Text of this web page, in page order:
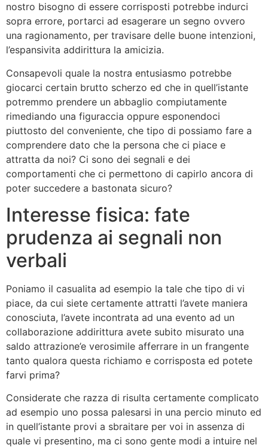
nostro bisogno di essere corrisposti potrebbe indurci
sopra errore, portarci ad esagerare un segno ovvero
una ragionamento, per travisare delle buone intenzioni,
l’espansivita addirittura la amicizia.
Consapevoli quale la nostra entusiasmo potrebbe
giocarci certain brutto scherzo ed che in quell’istante
potremmo prendere un abbaglio compiutamente
rimediando una figuraccia oppure esponendoci
piuttosto del conveniente, che tipo di possiamo fare a
comprendere dato che la persona che ci piace e
attratta da noi? Ci sono dei segnali e dei
comportamenti che ci permettono di capirlo ancora di
poter succedere a bastonata sicuro?
Interesse fisica: fate
prudenza ai segnali non
verbali
Poniamo il casualita ad esempio la tale che tipo di vi
piace, da cui siete certamente attratti l’avete maniera
conosciuta, l’avete incontrata ad una evento ad un
collaborazione addirittura avete subito misurato una
saldo attrazione’e verosimile afferrare in un frangente
tanto qualora questa richiamo e corrisposta ed potete
farvi prima?
Considerate che razza di risulta certamente complicato
ad esempio uno possa palesarsi in una percio minuto ed
in quell’istante provi a sbraitare per voi in assenza di
quale vi presentino, ma ci sono gente modi a intuire nel